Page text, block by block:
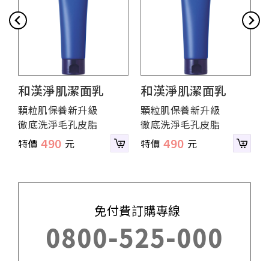
和漢淨肌潔面乳
顆粒肌保養新升級
徹底洗淨毛孔皮脂
490
和漢淨肌潔面乳
顆粒肌保養新升級
徹底洗淨毛孔皮脂
490
免付費訂購專線
0800-525-000